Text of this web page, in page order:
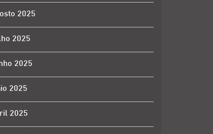
2025
2025
2025
2025
2025